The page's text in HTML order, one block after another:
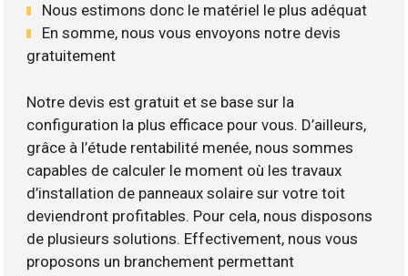
Nous estimons donc le matériel le plus adéquat
En somme, nous vous envoyons notre devis
gratuitement
Notre devis est gratuit et se base sur la
configuration la plus efficace pour vous. D’ailleurs,
grâce à l’étude rentabilité menée, nous sommes
capables de calculer le moment où les travaux
d’installation de panneaux solaire sur votre toit
deviendront profitables. Pour cela, nous disposons
de plusieurs solutions. Effectivement, nous vous
proposons un branchement permettant